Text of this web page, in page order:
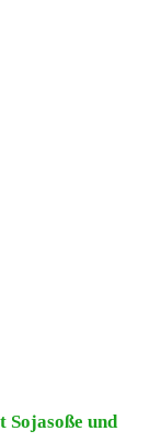
Sojasoße und